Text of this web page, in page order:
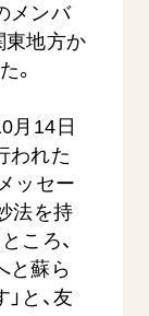
すべて見る
メンバ
東地方か
。
月14日
われた
ッセー
法を持
ころ、
と蘇ら
と、友